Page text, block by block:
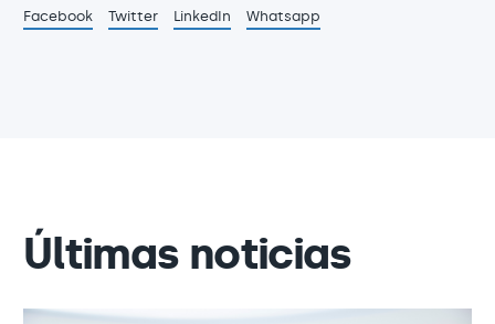
Facebook
Twitter LinkedIn Whatsapp
Últimas noticias